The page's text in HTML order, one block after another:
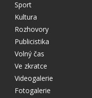
Sport
Kultura
Rozhovory
Publicistika
Volný čas
Ve zkratce
Videogalerie
Fotogalerie